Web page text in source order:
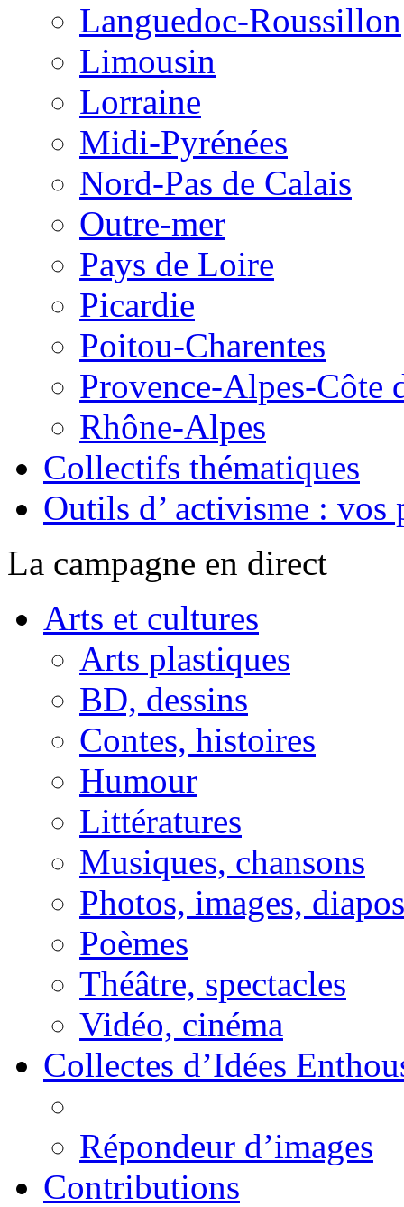
Languedoc-Roussillon
Limousin
Lorraine
Midi-Pyrénées
Nord-Pas de Calais
Outre-mer
Pays de Loire
Picardie
Poitou-Charentes
Provence-Alpes-Côte
Rhône-Alpes
Collectifs thématiques
Outils d’ activisme : vos
La campagne en direct
Arts et cultures
Arts plastiques
BD, dessins
Contes, histoires
Humour
Littératures
Musiques, chansons
Photos, images, diapos
Poèmes
Théâtre, spectacles
Vidéo, cinéma
Collectes d’Idées
Répondeur d’images
Contributions